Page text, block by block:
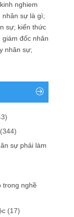
kinh nghiem
nhân sự là gì;
sự; kiến thức
giám đốc nhân
nhân sự;
(344)
sự phải làm
trong nghề
(17)